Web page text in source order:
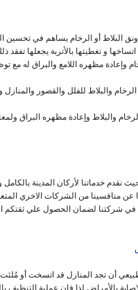
البلاط أو الرخام يساهم في تحسين
و تغطيتها بالأتربة يجعلها تفقد
مظهره اللامع والبراق له مع
والبلاط للفلل والقصور
والبلاط وإعادة مظهره البراق
خدماتنا لأركان المدينة بالكامل
عن منافسينا من الشركات الاخري
في شركتنا لضمان الحصول علي ثقتكم
أن تجد المنازل قد اتسخت أو مُلئت
بالأمراض لذا فإن عملية التنظيف